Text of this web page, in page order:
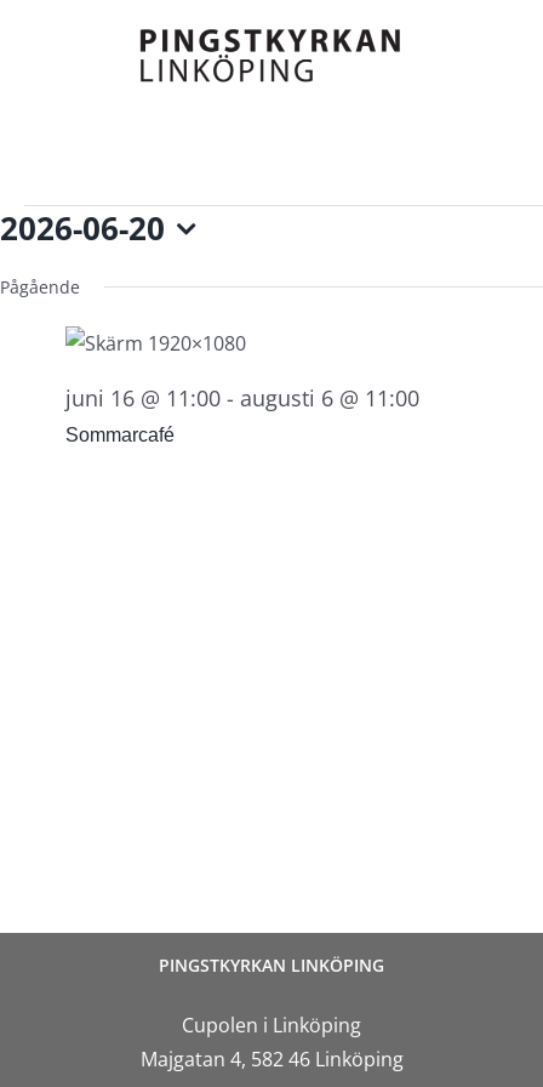
Evenemang
för
juni,
2026
2026-06-20
datum.
Pågående
Sommarcafé
juni 16 @ 11:00 - augusti 6 @ 11:00
PINGSTKYRKAN LINKÖPING
Cupolen i Linköping
Majgatan 4, 582 46 Linköping